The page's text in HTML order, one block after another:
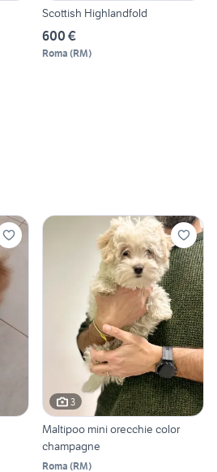
Scottish Highlandfold
600 €
Roma (RM)
3
Maltipoo mini orecchie color
champagne
Roma (RM)